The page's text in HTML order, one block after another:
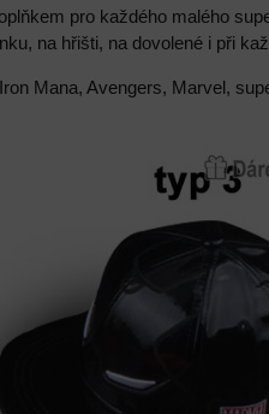
pro každého malého
na hřišti, na dovolené i při
Mana, Avengers, Marvel,